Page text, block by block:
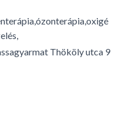
Thököly utca 9